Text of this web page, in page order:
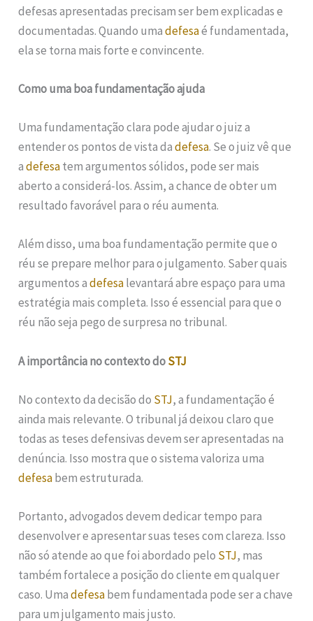
defesas apresentadas precisam ser bem explicadas e
documentadas. Quando umadefesaé fundamentada,
ela se torna mais forte e convincente.
Como uma boa fundamentação ajuda
Uma fundamentação clara pode ajudar o juiz a
entender os pontos de vista dadefesa. Se o juiz vê que
adefesatem argumentos sólidos, pode ser mais
aberto a considerá-los. Assim, a chance de obter um
resultado favorável para o réu aumenta.
Além disso, uma boa fundamentação permite que o
réu se prepare melhor para o julgamento. Saber quais
argumentos adefesalevantará abre espaço para uma
estratégia mais completa. Isso é essencial para que o
réu não seja pego de surpresa no tribunal.
A importância no contexto doSTJ
No contexto da decisão do STJ, a fundamentação é
ainda mais relevante. O tribunal já deixou claro que
todas as teses defensivas devem ser apresentadas na
denúncia. Isso mostra que o sistema valoriza uma
defesabem estruturada.
Portanto, advogados devem dedicar tempo para
desenvolver e apresentar suas teses com clareza. Isso
não só atende ao que foi abordado pelo STJ, mas
também fortalece a posição do cliente em qualquer
caso. Umadefesabem fundamentada pode ser a chave
para um julgamento mais justo.